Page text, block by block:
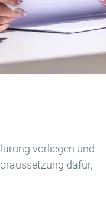
vorliegen und
dafür,